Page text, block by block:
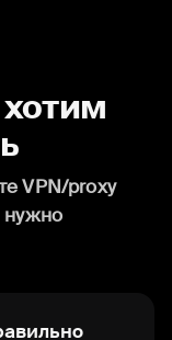
VPN/proxy
нужно